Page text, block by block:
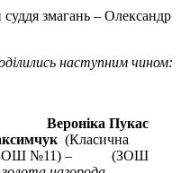
змагань – Олександр
наступним чином:
Вероніка Пукас
(Класична
№11) – (ЗОШ